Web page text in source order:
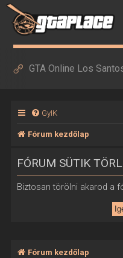
GTA Online Los
GyIK
Fórum kezdőlap
FÓRUM SÜTIK
Biztosan törölni akarod a
Fórum kezdőlap